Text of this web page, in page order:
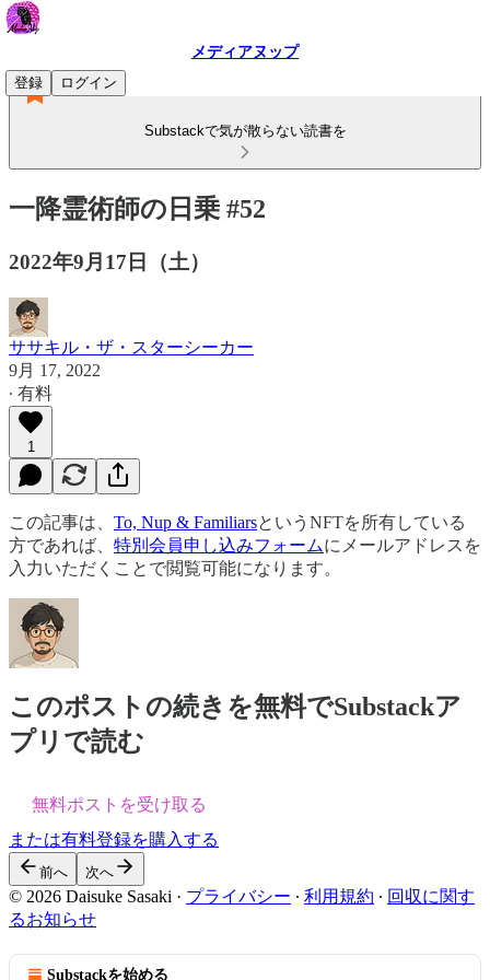
メディアヌップ
登録
ログイン
Substackで気が散らない読書を
一降霊術師の日乗 #52
2022年9月17日（土）
ササキル・ザ・スターシーカー
9月 17, 2022
∙ 有料
1
この記事は、 To, Nup & FamiliarsというNFTを所有している
方であれば、 特別会員申し込みフォームにメールアドレスを
入力いただくことで閲覧可能になります。
このポストの続きを無料でSubstackア
プリで読む
無料ポストを受け取る
または有料登録を購入する
前へ 次へ
© 2026 Daisuke Sasaki · プライバシー ∙ 利用規約 ∙ 回収に関す
るお知らせ
Substackを始める